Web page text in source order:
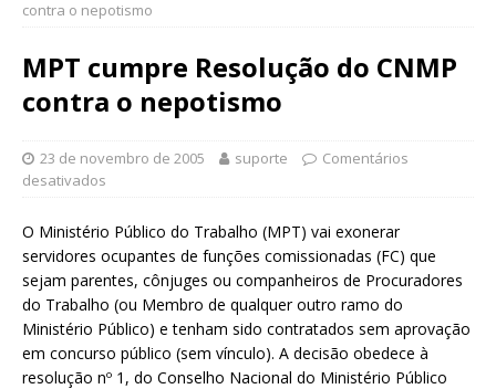
contra o nepotismo
MPT cumpre Resolução do CNMP
contra o nepotismo
23 de novembro de 2005 suporte
Comentários
desativados
O Ministério Público do Trabalho (MPT) vai exonerar
servidores ocupantes de funções comissionadas (FC) que
sejam parentes, cônjuges ou companheiros de Procuradores
do Trabalho (ou Membro de qualquer outro ramo do
Ministério Público) e tenham sido contratados sem aprovação
em concurso público (sem vínculo). A decisão obedece à
resolução nº 1, do Conselho Nacional do Ministério Público